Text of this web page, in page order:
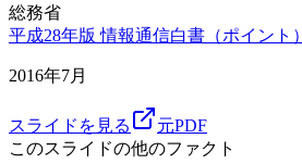
総務省
平成28年版 情報通信白書（ポイント）
2016年7月
スライドを見る
元PDF
このスライドの他のファクト